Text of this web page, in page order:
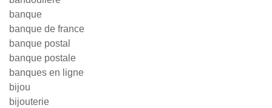
banque
banque de france
banque postal
banque postale
banques en ligne
bijou
bijouterie